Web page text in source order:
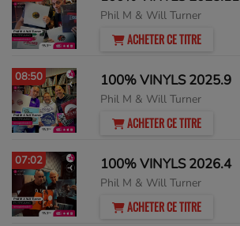
Phil M & Will Turner
ACHETER CE TITRE
08:50 100% VINYLS 2025.9
Phil M & Will Turner
ACHETER CE TITRE
07:02 100% VINYLS 2026.4
Phil M & Will Turner
ACHETER CE TITRE